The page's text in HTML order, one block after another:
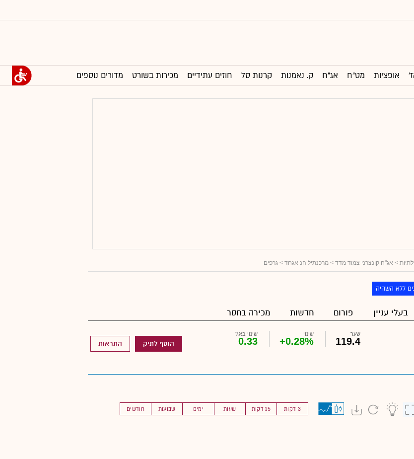
אופציות מט"ח אג"ח ק. נאמנות קרנות סל חוזים עתידיים מכירות בשורט מדורים נוספים
> אג"ח קונצרני צמוד מדד > מרכנתיל הנ אגחד > גרפים
ללא השהיה
בעלי עניין פורום חדשות מכירה בחסר
שער
119.4
שינוי
+0.28%
שינוי באג'
0.33 הוסף לתיק התראות
חודשים שבועות ימים שעות 15 דקות 3 דקות